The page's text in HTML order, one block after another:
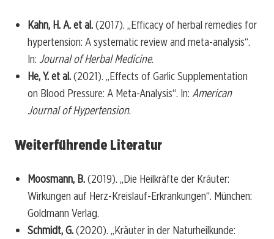
Kahn, H. A. et al.(2017). „Efficacy of herbal remedies for
hypertension: A systematic review and meta-analysis“.
In: Journal of Herbal Medicine.
He, Y. et al.(2021). „Effects of Garlic Supplementation
on Blood Pressure: A Meta-Analysis“. In: American
Journal of Hypertension.
Weiterführende Literatur
Moosmann, B.(2019). „Die Heilkräfte der Kräuter:
Wirkungen auf Herz-Kreislauf-Erkrankungen“. München:
Goldmann Verlag.
Schmidt, G.(2020). „Kräuter in der Naturheilkunde: